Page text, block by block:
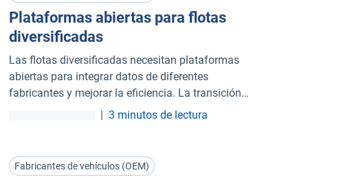
Plataformas abiertas para flotas
diversificadas
Las flotas diversificadas necesitan plataformas
abiertas para integrar datos de diferentes
fabricantes y mejorar la eficiencia. La transición a
vehículos ecológicos aumenta la diversidad,
reducen costes.
| 3 minutos de lectura
Fabricantes de vehículos (OEM)